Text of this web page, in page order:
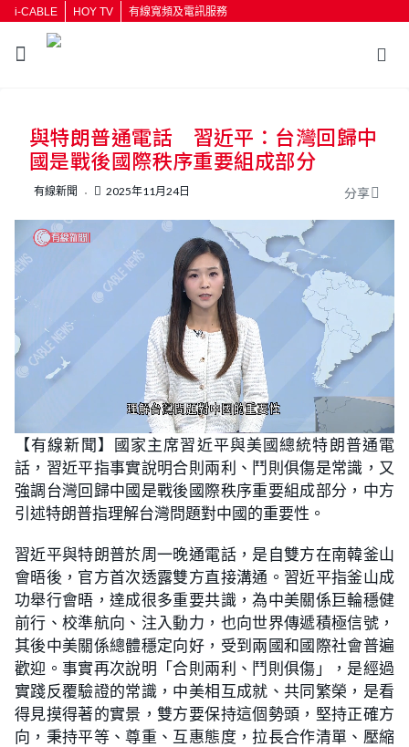
i-CABLE HOY TV 有線寬頻及電訊服務
按輸入鍵開始搜尋
與特朗普通電話 習近平：台灣回歸中
國是戰後國際秩序重要組成部分
有線新聞 2025年11月24日 分享
n
m
u
t
e
o
a
d
e
d
:
1
9
.
%
【有線新聞】國家主席習近平與美國總統特朗普通電
話，習近平指事實說明合則兩利、鬥則俱傷是常識，又
強調台灣回歸中國是戰後國際秩序重要組成部分，中方
引述特朗普指理解台灣問題對中國的重要性。
習近平與特朗普於周一晚通電話，是自雙方在南韓釜山
會晤後，官方首次透露雙方直接溝通。習近平指釜山成
功舉行會晤，達成很多重要共識，為中美關係巨輪穩健
前行、校準航向、注入動力，也向世界傳遞積極信號，
其後中美關係總體穩定向好，受到兩國和國際社會普遍
歡迎。事實再次說明「合則兩利、鬥則俱傷」，是經過
實踐反覆驗證的常識，中美相互成就、共同繁榮，是看
得見摸得著的實景，雙方要保持這個勢頭，堅持正確方
向，秉持平等、尊重、互惠態度，拉長合作清單、壓縮